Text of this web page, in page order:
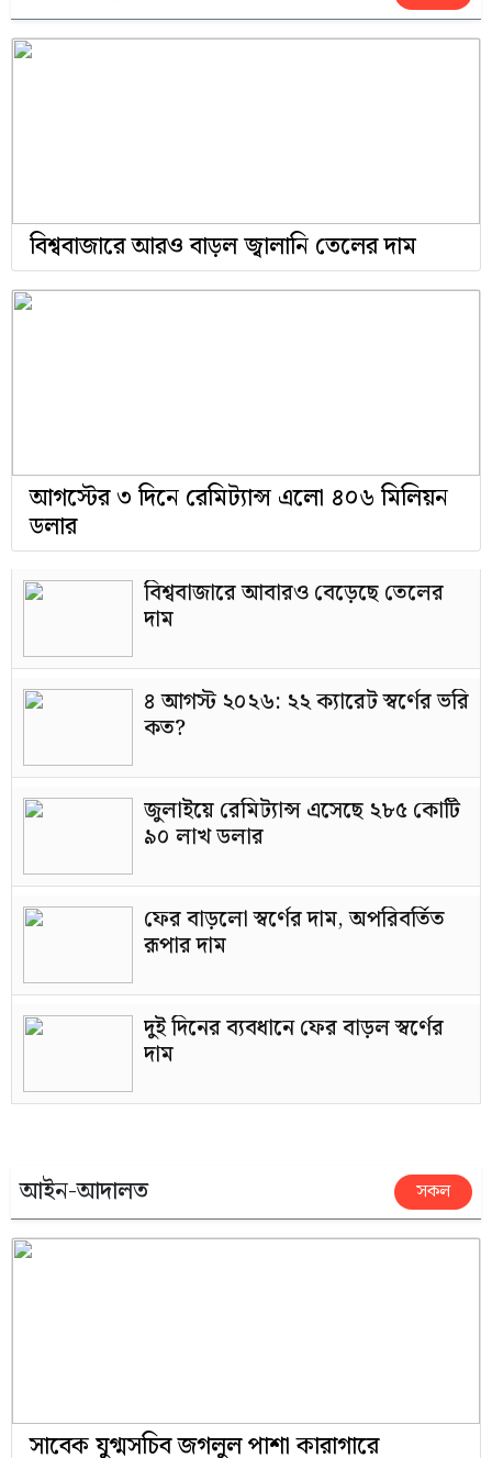
বিশ্ববাজারে আরও বাড়ল জ্বালানি তেলের দাম
আগস্টের ৩ দিনে রেমিট্যান্স এলো ৪০৬ মিলিয়ন
ডলার
বিশ্ববাজারে আবারও বেড়েছে তেলের
দাম
৪ আগস্ট ২০২৬: ২২ ক্যারেট স্বর্ণের ভরি
কত?
জুলাইয়ে রেমিট্যান্স এসেছে ২৮৫ কোটি
৯০ লাখ ডলার
ফের বাড়লো স্বর্ণের দাম, অপরিবর্তিত
রূপার দাম
দুই দিনের ব্যবধানে ফের বাড়ল স্বর্ণের
দাম
আইন-আদালত সকল
সাবেক যুগ্মসচিব জগলুল পাশা কারাগারে